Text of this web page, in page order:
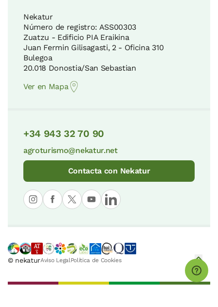
Nekatur
Número de registro: ASS00303
Zuatzu - Edificio PIA Eraikina
Juan Fermin Gilisagasti, 2 - Oficina 310
Bulegoa
20.018 Donostia/San Sebastian
Ver en Mapa
+34 943 32 70 90
agroturismo@nekatur.net
Contacta con Nekatur
© nekaturAviso LegalPolítica de Cookies